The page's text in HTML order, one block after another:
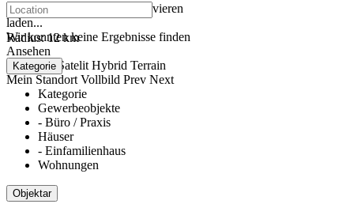
klicken um den Zoom zu aktivieren
laden...
Wir konnten keine Ergebnisse finden
Ansehen
Roadmap Satelit Hybrid Terrain
Mein Standort Vollbild Prev Next
Radius:12 km
Kategorie
Kategorie
Gewerbeobjekte
- Büro / Praxis
Häuser
- Einfamilienhaus
Wohnungen
Objektar